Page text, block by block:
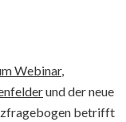
Webinar,
und der neue
betrifft